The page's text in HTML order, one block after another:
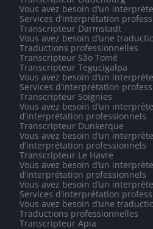
Vous avez besoin d’un
Services d’interprétation
Transcripteur Darmstadt
Vous avez besoin d’une
Traductions professionnelles
Transcripteur São Tomé
Transcripteur Tegucigalpa
Vous avez besoin d’un
Services d’interprétation
Transcripteur Soignies
Vous avez besoin d’un
d’interprétation professionnels
Transcripteur Dunkerque
Vous avez besoin d’un
d’interprétation professionnels
Transcripteur Le Havre
Vous avez besoin d’un
d’interprétation professionnels
Vous avez besoin d’un
Services d’interprétation
Vous avez besoin d’une
Traductions professionnelles
Transcripteur Apia